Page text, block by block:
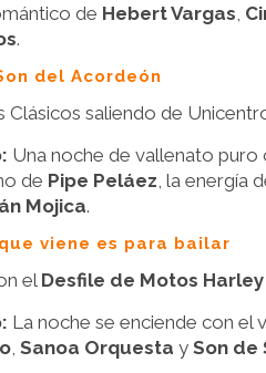
de Hebert Vargas
.
del Acordeón
Clásicos saliendo de
Una noche de vallenato puro
de Pipe Peláez , la energía
Mojica.
viene es para bailar
el Desfile de Motos
La noche se enciende con el
Sanoa Orquesta y Son de